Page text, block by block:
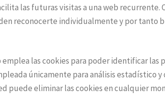
las futuras visitas a una web recurrente.
reconocerte individualmente y por tanto
las cookies para poder identificar las
únicamente para análisis estadístico
puede eliminar las cookies en cualquier